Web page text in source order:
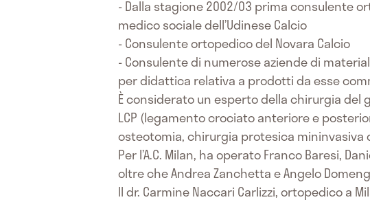
- Dalla stagione 2002/03 prima consulente
medico sociale dell’Udinese Calcio
- Consulente ortopedico del Novara Calcio
- Consulente di numerose aziende di
per didattica relativa a prodotti da esse
È considerato un esperto della chirurgia del
LCP (legamento crociato anteriore e
osteotomia, chirurgia protesica
Per l’A.C. Milan, ha operato Franco Baresi,
oltre che Andrea Zanchetta e Angelo
Il dr. Carmine Naccari Carlizzi, ortopedico a